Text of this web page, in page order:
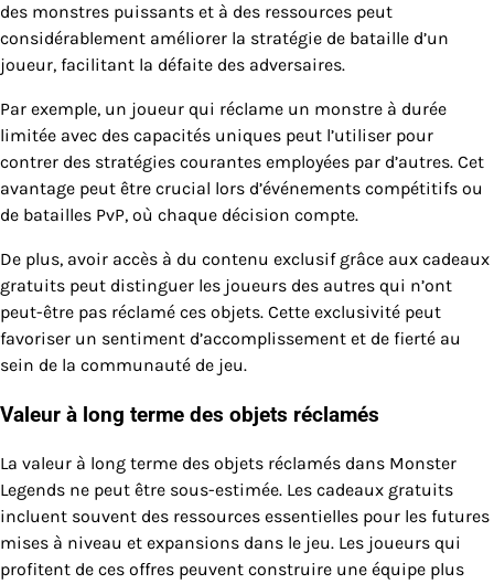
des monstres puissants et à des ressources peut
considérablement améliorer la stratégie de bataille d’un
joueur, facilitant la défaite des adversaires.
Par exemple, un joueur qui réclame un monstre à durée
limitée avec des capacités uniques peut l’utiliser pour
contrer des stratégies courantes employées par d’autres. Cet
avantage peut être crucial lors d’événements compétitifs ou
de batailles PvP, où chaque décision compte.
De plus, avoir accès à du contenu exclusif grâce aux cadeaux
gratuits peut distinguer les joueurs des autres qui n’ont
peut-être pas réclamé ces objets. Cette exclusivité peut
favoriser un sentiment d’accomplissement et de fierté au
sein de la communauté de jeu.
Valeur à long terme des objets réclamés
La valeur à long terme des objets réclamés dans Monster
Legends ne peut être sous-estimée. Les cadeaux gratuits
incluent souvent des ressources essentielles pour les futures
mises à niveau et expansions dans le jeu. Les joueurs qui
profitent de ces offres peuvent construire une équipe plus